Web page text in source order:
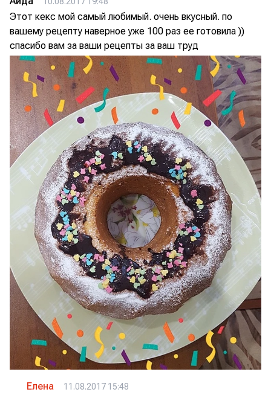
Этот кекс мой самый любимый. очень вкусный. по
вашему рецепту наверное уже 100 раз ее готовила ))
спасибо вам за ваши рецепты за ваш труд
Елена 11.08.2017 15:48